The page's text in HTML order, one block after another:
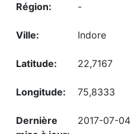
-
Indore
22,7167
75,8333
2017-07-04